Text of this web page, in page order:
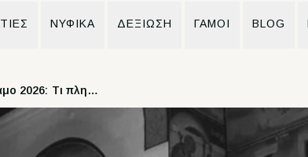
ΝΥΦΙΚΆ ΔΕΞΙΩΣΗ ΓΆΜΟΙ BLOG
Έξοδα κουμπάρας για γάμο 2026: Τι πληρώνει η κουμπάρα (αναλυτικά με τιμές)